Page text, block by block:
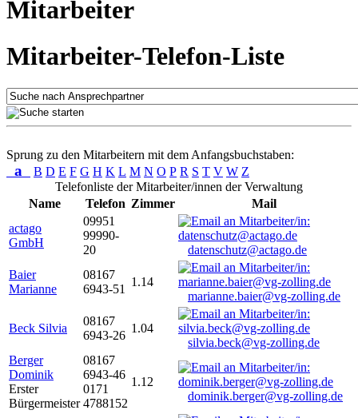
Mitarbeiter
Mitarbeiter-Telefon-Liste
Sprung zu den Mitarbeitern mit dem Anfangsbuchstaben:
a B D E F G H K L M N O P R S T V W Z
Telefonliste der Mitarbeiter/innen der Verwaltung
Name
Telefon Zimmer
Mail
actago
GmbH
09951
99990-
20
datenschutz@actago.de
Baier
Marianne
08167
6943-51
1.14
marianne.baier@vg-zolling.de
Beck Silvia
08167
6943-26
1.04
silvia.beck@vg-zolling.de
Berger
Dominik
Erster
Bürgermeister
08167
6943-46
0171
4788152
1.12
dominik.berger@vg-zolling.de